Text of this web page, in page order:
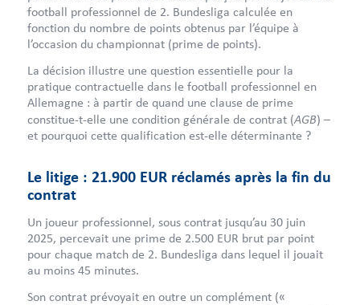
football professionnel de 2. Bundesliga calculée en
fonction du nombre de points obtenus par l’équipe à
l’occasion du championnat (prime de points).
La décision illustre une question essentielle pour la
pratique contractuelle dans le football professionnel en
Allemagne : à partir de quand une clause de prime
constitue-t-elle une condition générale de contrat (AGB) –
et pourquoi cette qualification est-elle déterminante ?
Le litige : 21.900 EUR réclamés après la fin du
contrat
Un joueur professionnel, sous contrat jusqu’au 30 juin
2025, percevait une prime de 2.500 EUR brut par point
pour chaque match de 2. Bundesliga dans lequel il jouait
au moins 45 minutes.
Son contrat prévoyait en outre un complément («